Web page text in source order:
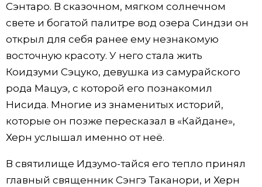
Сэнтаро. В сказочном, мягком солнечном
свете и богатой палитре вод озера Синдзи он
открыл для себя ранее ему незнакомую
восточную красоту. У него стала жить
Коидзуми Сэцуко, девушка из самурайского
рода Мацуэ, с которой его познакомил
Нисида. Многие из знаменитых историй,
которые он позже пересказал в «Кайдане»,
Херн услышал именно от неё.
В святилище Идзумо-тайся его тепло принял
главный священник Сэнгэ Таканори, и Херн